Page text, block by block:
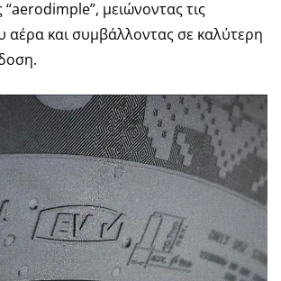
“aerodimple”, μειώνοντας τις
αέρα και συμβάλλοντας σε καλύτερη